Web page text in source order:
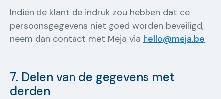
Indien de klant de indruk zou hebben dat de
persoonsgegevens niet goed worden beveiligd,
neem dan contact met Meja via hello@meja.be
7. Delen van de gegevens met
derden